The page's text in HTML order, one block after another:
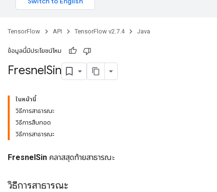
TensorFlow API TensorFlow v2.7.4 Java
ข้อมูลนี้มีประโยชน์ไหม
FresnelSin
ในหน้านี้
วิธีการสาธารณะ
วิธีการสืบทอด
วิธีการสาธารณะ
FresnelSin คลาสสุดท้ายสาธารณะ
วิธีการสาธารณะ